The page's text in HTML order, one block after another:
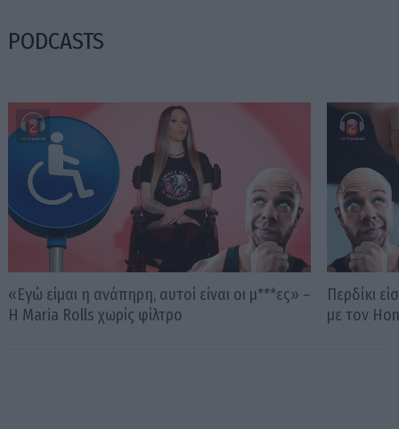
PODCASTS
«Εγώ είμαι η ανάπηρη, αυτοί είναι οι μ***ες» –
Η Maria Rolls χωρίς φίλτρο
Περδίκι
με τον